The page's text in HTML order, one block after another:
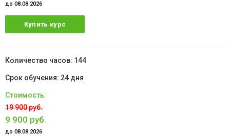
до 08.08.2026
Купить курс
144
24 дня
19 900 руб.
9 900 руб.
до 08.08.2026